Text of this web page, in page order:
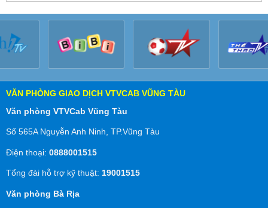
VĂN PHÒNG GIAO DỊCH VTVCAB VŨNG TÀU
Văn phòng VTVCab Vũng Tàu
Số 565A Nguyễn Anh Ninh, TP.Vũng Tàu
Điện thoại: 0888001515
Tổng đài hỗ trợ kỹ thuật: 19001515
Văn phòng Bà Rịa